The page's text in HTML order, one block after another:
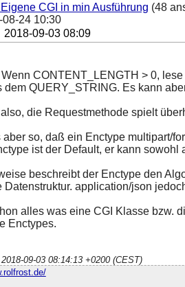
CGI in min Ausführung (48
08-24 10:30
2018-09-03 08:09
CONTENT_LENGTH > 0,
dem QUERY_STRING. Es kann
die Requestmethode spielt
aber so, daß ein Enctype multipart/
ist der Default, er kann
beschreibt der Enctype den
Datenstruktur. application/json
alles was eine CGI Klasse bzw.
Enctypes.
09-03 08:14:13 +0200 (CEST)